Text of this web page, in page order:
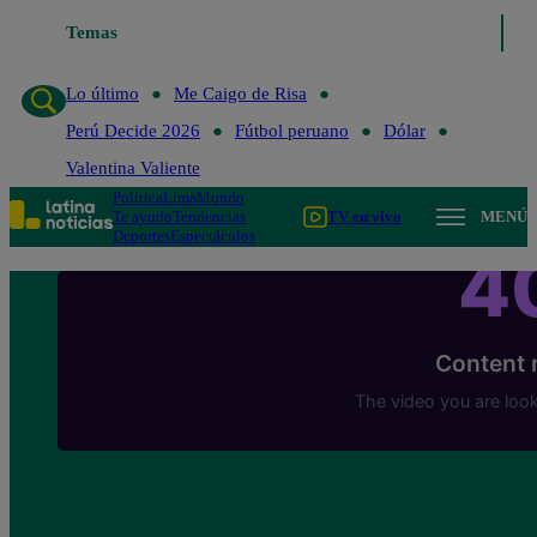
Temas
Lo último
Lo último
Me Caigo de Risa
Perú Decide 2026
Fútbol peruano
Dólar
Valentina Valiente
PolíticaLimaMundo
Te ayudoTendencias
DeportesEspectáculos
TV en vivo MENÚ